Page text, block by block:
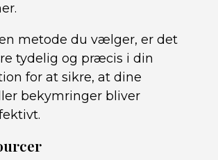
metode du vælger, er det
tydelig og præcis i din
for at sikre, at dine
bekymringer bliver